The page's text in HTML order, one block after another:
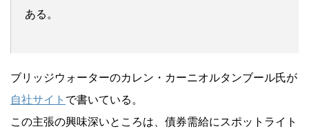
ある。
ブリッジウォーターのカレン・カーニオルタンブール氏が
自社サイト で書いている。
この主張の興味深いところは、債券需給にスポットライト